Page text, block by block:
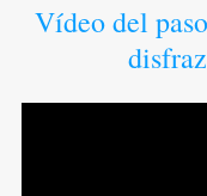
Vídeo del